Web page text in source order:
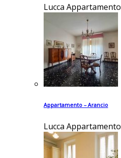
Lucca Appartamento
Appartamento – Arancio
Lucca Appartamento